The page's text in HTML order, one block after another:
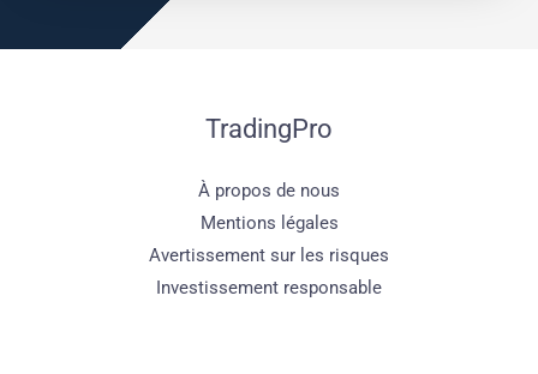
TradingPro
À propos de nous
Mentions légales
Avertissement sur les risques
Investissement responsable